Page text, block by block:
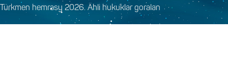
Türkmen hemrasy 2026. Ähli hukuklar goralan